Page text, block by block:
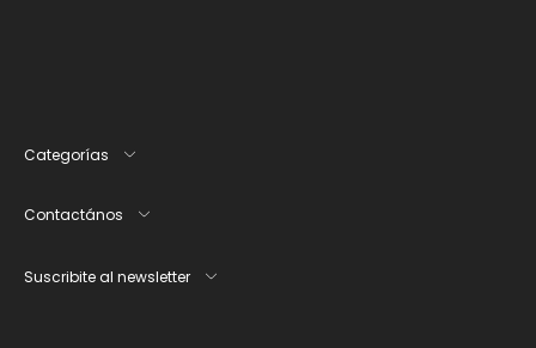
Categorías
Contactános
Suscribite al newsletter